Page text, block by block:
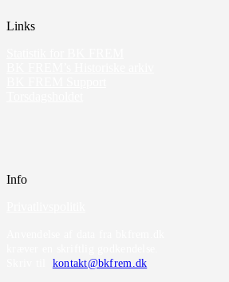
Links
Info
kontakt@bkfrem.dk